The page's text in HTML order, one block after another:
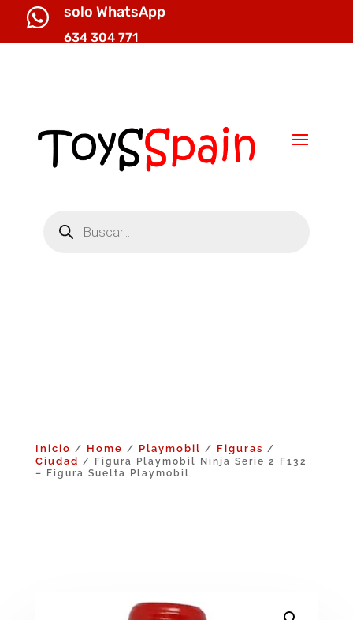
 solo WhatsApp
634 304 771
productos
Inicio / Home / Playmobil / Figuras /
Ciudad / Figura Playmobil Ninja Serie 2 F132
– Figura Suelta Playmobil